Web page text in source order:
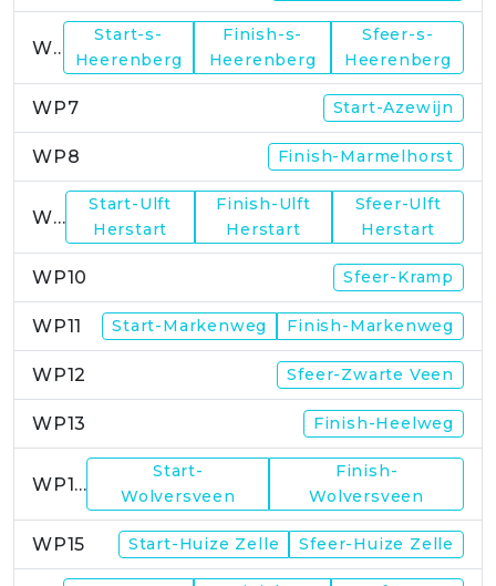
WP6
Start-s-
Heerenberg
Finish-s-
Heerenberg
Sfeer-s-
Heerenberg
WP7 Start-Azewijn
WP8 Finish-Marmelhorst
WP9
Start-Ulft
Herstart
Finish-Ulft
Herstart
Sfeer-Ulft
Herstart
WP10 Sfeer-Kramp
WP11 Start-Markenweg Finish-Markenweg
WP12 Sfeer-Zwarte Veen
WP13 Finish-Heelweg
WP14
Start-
Wolversveen
Finish-
Wolversveen
WP15 Start-Huize Zelle Sfeer-Huize Zelle